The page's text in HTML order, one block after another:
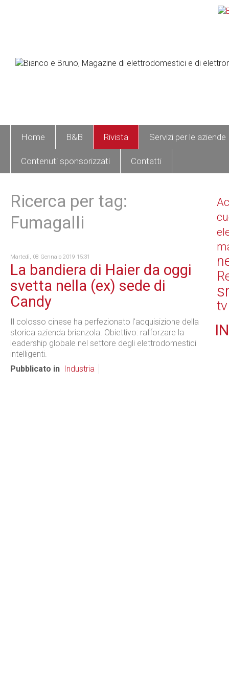
Home B&B Rivista Servizi per le aziende
Contenuti sponsorizzati Contatti
Ricerca per tag:
Fumagalli
Martedì, 08 Gennaio 2019 15:31
La bandiera di Haier da oggi
svetta nella (ex) sede di
Candy
Il colosso cinese ha perfezionato l'acquisizione della
storica azienda brianzola. Obiettivo: rafforzare la
leadership globale nel settore degli elettrodomestici
intelligenti.
Pubblicato in
Industria
tv
IN